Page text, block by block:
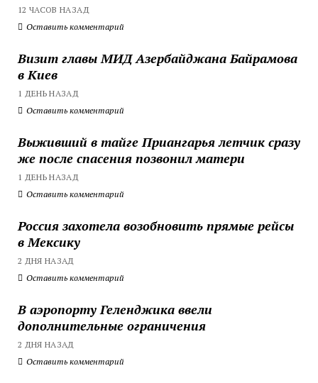
12 ЧАСОВ НАЗАД
Оставить комментарий
Визит главы МИД Азербайджана Байрамова
в Киев
1 ДЕНЬ НАЗАД
Оставить комментарий
Выживший в тайге Приангарья летчик сразу
же после спасения позвонил матери
1 ДЕНЬ НАЗАД
Оставить комментарий
Россия захотела возобновить прямые рейсы
в Мексику
2 ДНЯ НАЗАД
Оставить комментарий
В аэропорту Геленджика ввели
дополнительные ограничения
2 ДНЯ НАЗАД
Оставить комментарий